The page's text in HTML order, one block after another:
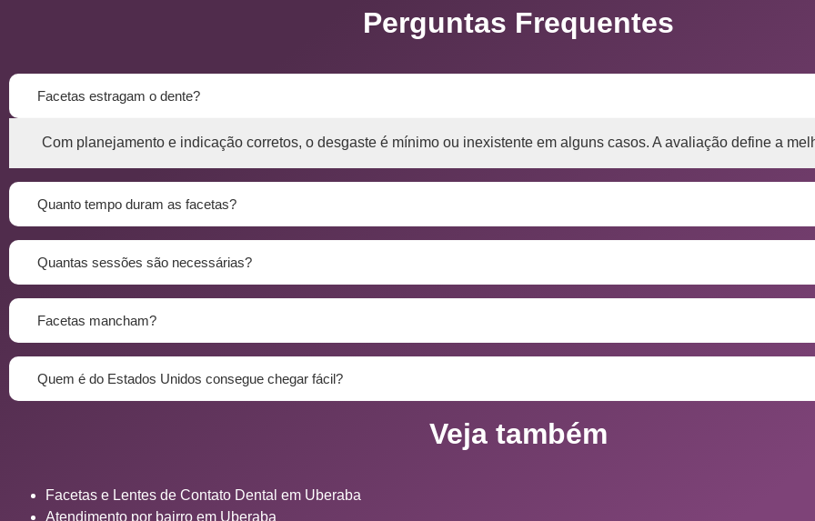
Perguntas Frequentes
Facetas estragam o dente?
Com planejamento e indicação corretos, o desgaste é mínimo ou inexistente em alguns casos. A avaliação define a
Quanto tempo duram as facetas?
Quantas sessões são necessárias?
Facetas mancham?
Quem é do Estados Unidos consegue chegar fácil?
Veja também
Facetas e Lentes de Contato Dental em Uberaba
Atendimento por bairro em Uberaba